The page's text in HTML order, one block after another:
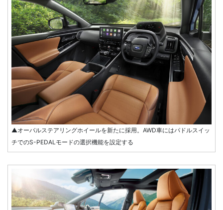
▲オーバルステアリングホイールを新たに採用。AWD車にはパドルスイッ
チでのS-PEDALモードの選択機能を設定する